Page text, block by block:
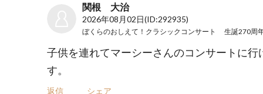
関根 大治
2026年08月02日(ID:292935)
子供を連れてマーシーさんのコンサートに
す。
返信 シェア